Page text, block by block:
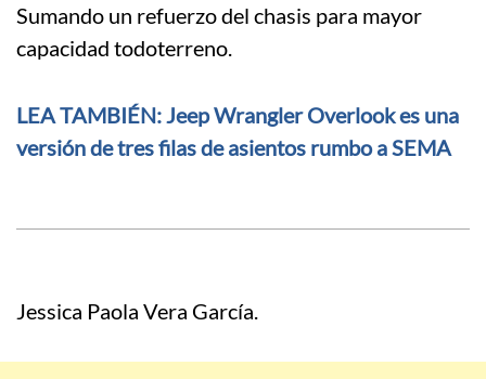
Sumando un refuerzo del chasis para mayor
capacidad todoterreno.
LEA TAMBIÉN: Jeep Wrangler Overlook es una
versión de tres filas de asientos rumbo a SEMA
Jessica Paola Vera García.